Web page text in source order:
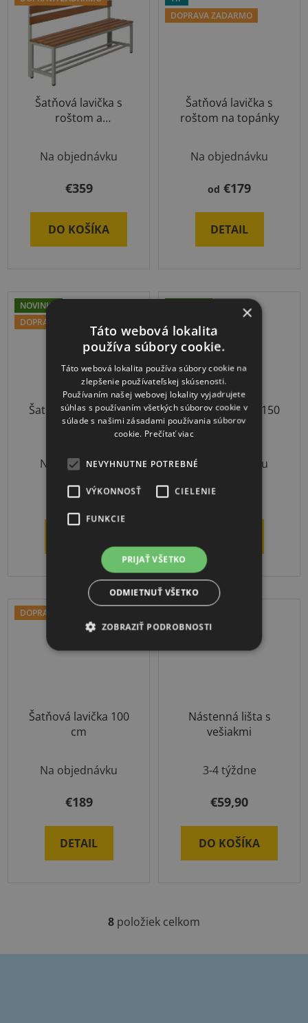
Šatňová lavička s
roštom a
Na objednávku
€359
DO KOŠÍKA
DOPRAVA ZADARMO
Šatňová lavička s
roštom na topánky
Na objednávku
od €179
DETAIL
NOVINKA
DOPRAVA ZADARMO
Šatňová lavička 200
cm
Na objednávku
€259
Šatňová lavička 150
cm
Na objednávku
€219
DOPRAVA ZADARMO
Šatňová lavička 100
cm
Na objednávku
€189
DETAIL
Nástenná lišta s
vešiakmi
3-4 týždne
€59,90
DO KOŠÍKA
O
l
8 položiek celkom
×
Táto webová lokalita
používa súbory cookie.
Táto webová lokalita používa súbory cookie na
zlepšenie používateľskej skúsenosti.
Používaním našej webovej lokality vyjadrujete
súhlas s používaním všetkých súborov cookie v
súlade s našimi zásadami používania súborov
cookie. Prečítať viac
NEVYHNUTNE POTREBNÉ
VÝKONNOSŤ CIELENIE
FUNKCIE
PRIJAŤ VŠETKO
ODMIETNUŤ VŠETKO
ZOBRAZIŤ PODROBNOSTI